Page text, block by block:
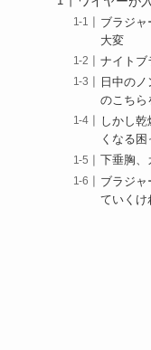
ブラジャ
大変
ナイトブ
日中の
のこちら
しかし
くなる
下垂胸
ブラジャ
ていくけ